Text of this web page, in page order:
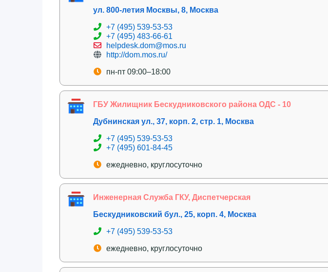
ул. 800-летия Москвы, 8, Москва
+7 (495) 539-53-53
+7 (495) 483-66-61
helpdesk.dom@mos.ru
http://dom.mos.ru/
пн-пт 09:00–18:00
ГБУ Жилищник Бескудниковского района ОДС - 10
Дубнинская ул., 37, корп. 2, стр. 1, Москва
+7 (495) 539-53-53
+7 (495) 601-84-45
ежедневно, круглосуточно
Инженерная Служба ГКУ, Диспетчерская
Бескудниковский бул., 25, корп. 4, Москва
+7 (495) 539-53-53
ежедневно, круглосуточно